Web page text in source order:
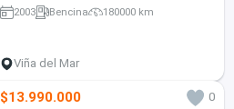
2003 Bencina 180000 km
Viña del Mar
$13.990.000
0